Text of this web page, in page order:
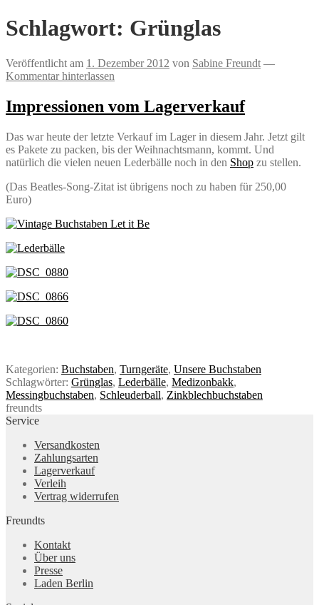
Schlagwort: Grünglas
Veröffentlicht am 1. Dezember 2012 von Sabine Freundt —
Kommentar hinterlassen
Impressionen vom Lagerverkauf
Das war heute der letzte Verkauf im Lager in diesem Jahr. Jetzt gilt
es Pakete zu packen, bis der Weihnachtsmann, kommt. Und
natürlich die vielen neuen Lederbälle noch in den Shop zu stellen.
(Das Beatles-Song-Zitat ist übrigens noch zu haben für 250,00
Euro)
Kategorien: Buchstaben, Turngeräte, Unsere Buchstaben
Schlagwörter: Grünglas, Lederbälle, Medizonbakk,
Messingbuchstaben, Schleuderball, Zinkblechbuchstaben
freundts
Service
Versandkosten
Zahlungsarten
Lagerverkauf
Verleih
Vertrag widerrufen
Freundts
Kontakt
Über uns
Presse
Laden Berlin